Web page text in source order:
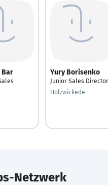
Bar Yury Borisenko
Junior Sales Director
Holzwickede
Netzwerk